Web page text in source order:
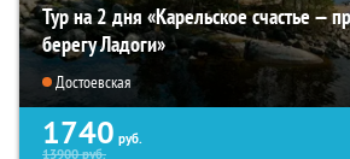
Тур на 2 дня «Карельское счастье —
берегу Ладоги»
Достоевская
1740 руб.
13900руб.